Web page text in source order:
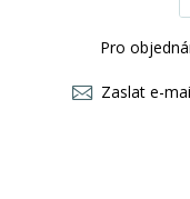
Pro
Zaslat e-